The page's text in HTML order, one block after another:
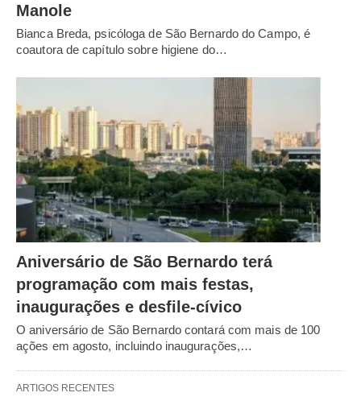
Manole
Bianca Breda, psicóloga de São Bernardo do Campo, é
coautora de capítulo sobre higiene do…
Aniversário de São Bernardo terá
programação com mais festas,
inaugurações e desfile-cívico
O aniversário de São Bernardo contará com mais de 100
ações em agosto, incluindo inaugurações,…
ARTIGOS RECENTES